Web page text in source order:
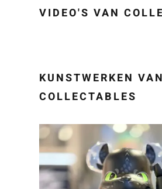
VIDEO'S VAN
KUNSTWERKEN VAN
COLLECTABLES